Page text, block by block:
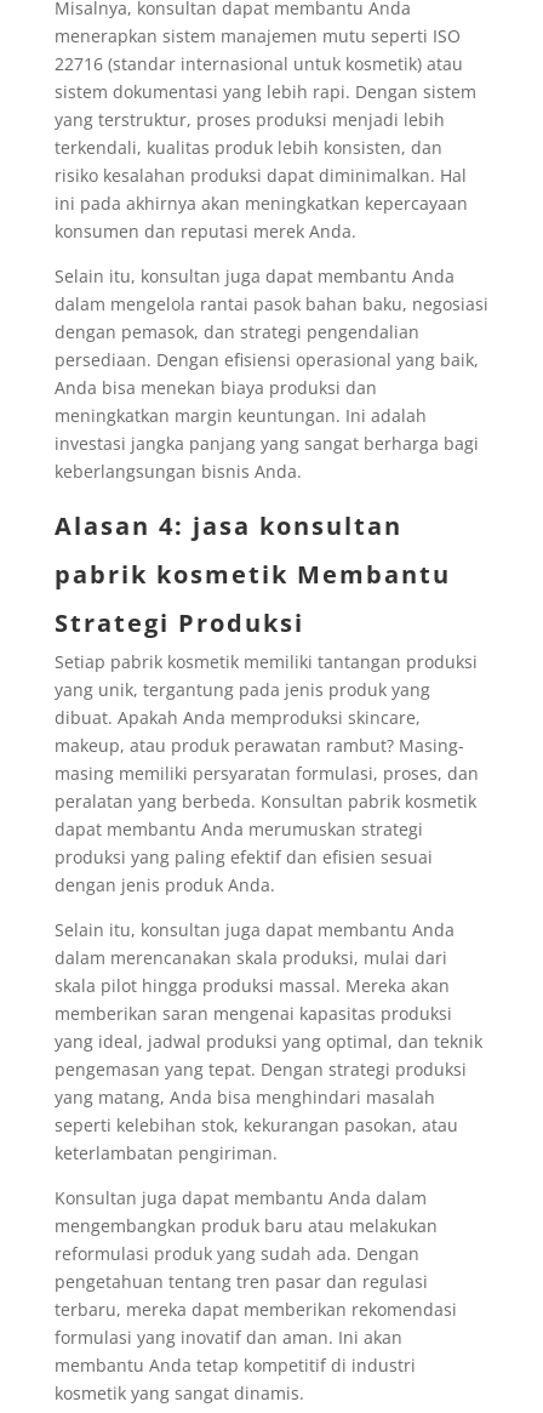
Misalnya, konsultan dapat membantu Anda
menerapkan sistem manajemen mutu seperti ISO
22716 (standar internasional untuk kosmetik) atau
sistem dokumentasi yang lebih rapi. Dengan sistem
yang terstruktur, proses produksi menjadi lebih
terkendali, kualitas produk lebih konsisten, dan
risiko kesalahan produksi dapat diminimalkan. Hal
ini pada akhirnya akan meningkatkan kepercayaan
konsumen dan reputasi merek Anda.
Selain itu, konsultan juga dapat membantu Anda
dalam mengelola rantai pasok bahan baku, negosiasi
dengan pemasok, dan strategi pengendalian
persediaan. Dengan efisiensi operasional yang baik,
Anda bisa menekan biaya produksi dan
meningkatkan margin keuntungan. Ini adalah
investasi jangka panjang yang sangat berharga bagi
keberlangsungan bisnis Anda.
Alasan 4: jasa konsultan
pabrik kosmetik Membantu
Strategi Produksi
Setiap pabrik kosmetik memiliki tantangan produksi
yang unik, tergantung pada jenis produk yang
dibuat. Apakah Anda memproduksi skincare,
makeup, atau produk perawatan rambut? Masing-
masing memiliki persyaratan formulasi, proses, dan
peralatan yang berbeda. Konsultan pabrik kosmetik
dapat membantu Anda merumuskan strategi
produksi yang paling efektif dan efisien sesuai
dengan jenis produk Anda.
Selain itu, konsultan juga dapat membantu Anda
dalam merencanakan skala produksi, mulai dari
skala pilot hingga produksi massal. Mereka akan
memberikan saran mengenai kapasitas produksi
yang ideal, jadwal produksi yang optimal, dan teknik
pengemasan yang tepat. Dengan strategi produksi
yang matang, Anda bisa menghindari masalah
seperti kelebihan stok, kekurangan pasokan, atau
keterlambatan pengiriman.
Konsultan juga dapat membantu Anda dalam
mengembangkan produk baru atau melakukan
reformulasi produk yang sudah ada. Dengan
pengetahuan tentang tren pasar dan regulasi
terbaru, mereka dapat memberikan rekomendasi
formulasi yang inovatif dan aman. Ini akan
membantu Anda tetap kompetitif di industri
kosmetik yang sangat dinamis.